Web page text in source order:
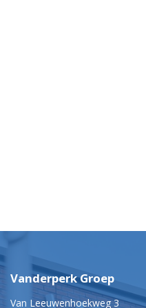
Vanderperk Groep
Van Leeuwenhoekweg 3